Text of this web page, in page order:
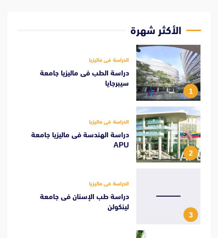
الأكثر شهرة
1
الدراسة فى ماليزيا
دراسة الطب فى ماليزيا جامعة
سيبرجايا
2
الدراسة فى ماليزيا
دراسة الهندسة فى ماليزيا جامعة
APU
3
الدراسة فى ماليزيا
دراسة طب الإسنان فى جامعة
لينكولن